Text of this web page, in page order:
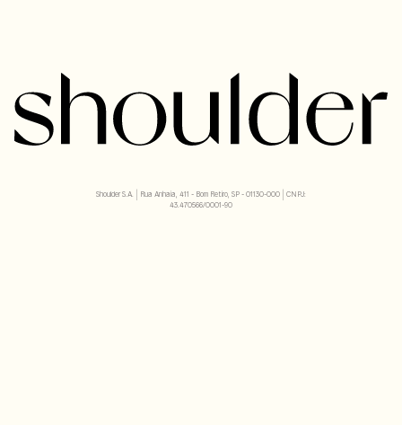
Shoulder S.A. | Rua Anhaia, 411 - Bom Retiro, SP - 01130-000 | CNPJ:
43.470566/0001-90